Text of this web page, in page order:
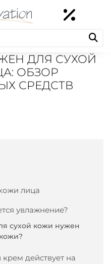
ДЛЯ СУХОЙ
ОБЗОР
СРЕДСТВ
лица
увлажнение?
сухой кожи нужен
действует на